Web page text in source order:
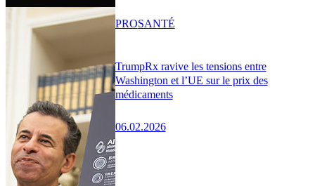
TrumpRx ravive les tensions entre
Washington et l’UE sur le prix des
médicaments
06.02.2026
PROSANTÉ